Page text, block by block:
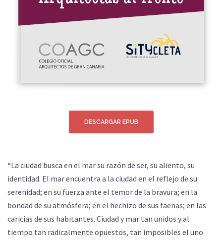
DESCARGAR EPUB
“La ciudad busca en el mar su razón de ser, su aliento, su
identidad. El mar encuentra a la ciudad en el reflejo de su
serenidad; en su fuerza ante el temor de la bravura; en la
bondad de su atmósfera; en el hechizo de sus faenas; en las
caricias de sus habitantes. Ciudad y mar tan unidos y al
tiempo tan radicalmente opuestos, tan imposibles el uno